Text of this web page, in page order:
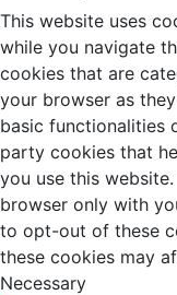
This website uses
while you navigate
cookies that are
your browser as
basic functionalities
party cookies that
you use this
browser only with
to opt-out of these
these cookies may
Necessary